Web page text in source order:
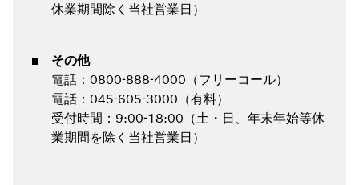
休業期間除く当社営業日）
その他
電話：0800-888-4000（フリーコール）
電話：045-605-3000（有料）
受付時間：9:00-18:00（土・日、年末年始等休
業期間を除く当社営業日）